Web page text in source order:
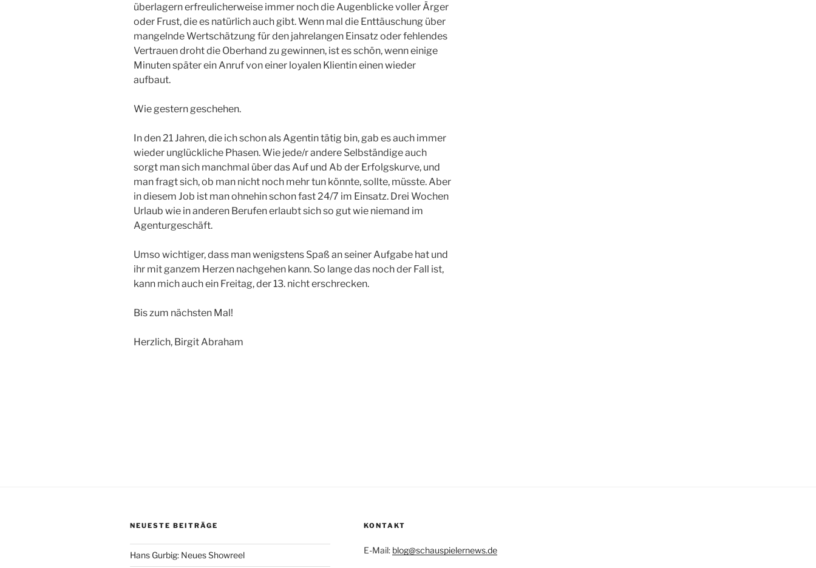
überlagern erfreulicherweise immer noch die Augenblicke voller Ärger
oder Frust, die es natürlich auch gibt. Wenn mal die Enttäuschung über
mangelnde Wertschätzung für den jahrelangen Einsatz oder fehlendes
Vertrauen droht die Oberhand zu gewinnen, ist es schön, wenn einige
Minuten später ein Anruf von einer loyalen Klientin einen wieder
aufbaut.
Wie gestern geschehen.
In den 21 Jahren, die ich schon als Agentin tätig bin, gab es auch immer
wieder unglückliche Phasen. Wie jede/r andere Selbständige auch
sorgt man sich manchmal über das Auf und Ab der Erfolgskurve, und
man fragt sich, ob man nicht noch mehr tun könnte, sollte, müsste. Aber
in diesem Job ist man ohnehin schon fast 24/7 im Einsatz. Drei Wochen
Urlaub wie in anderen Berufen erlaubt sich so gut wie niemand im
Agenturgeschäft.
Umso wichtiger, dass man wenigstens Spaß an seiner Aufgabe hat und
ihr mit ganzem Herzen nachgehen kann. So lange das noch der Fall ist,
kann mich auch ein Freitag, der 13. nicht erschrecken.
Bis zum nächsten Mal!
Herzlich, Birgit Abraham
NEUESTE BEITRÄGE
Hans Gurbig: Neues Showreel
KONTAKT
E-Mail: blog@schauspielernews.de